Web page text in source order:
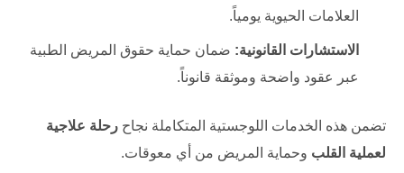
العلامات الحيوية يومياً.
الاستشارات القانونية: ضمان حماية حقوق المريض الطبية
عبر عقود واضحة وموثقة قانوناً.
تضمن هذه الخدمات اللوجستية المتكاملة نجاح رحلة علاجية
لعملية القلب وحماية المريض من أي معوقات.